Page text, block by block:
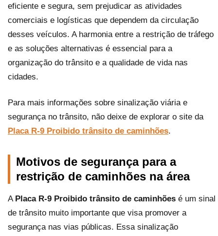
eficiente e segura, sem prejudicar as atividades
comerciais e logísticas que dependem da circulação
desses veículos. A harmonia entre a restrição de tráfego
e as soluções alternativas é essencial para a
organização do trânsito e a qualidade de vida nas
cidades.
Para mais informações sobre sinalização viária e
segurança no trânsito, não deixe de explorar o site da
Placa R-9 Proibido trânsito de caminhões.
Motivos de segurança para a
restrição de caminhões na área
A Placa R-9 Proibido trânsito de caminhões é um sinal
de trânsito muito importante que visa promover a
segurança nas vias públicas. Essa sinalização